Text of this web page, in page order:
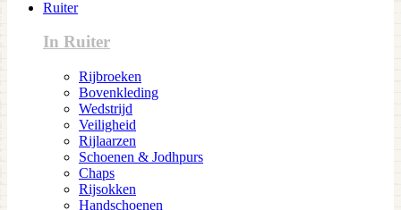
Ruiter
In Ruiter
Rijbroeken
Bovenkleding
Wedstrijd
Veiligheid
Rijlaarzen
Schoenen & Jodhpurs
Chaps
Rijsokken
Handschoenen